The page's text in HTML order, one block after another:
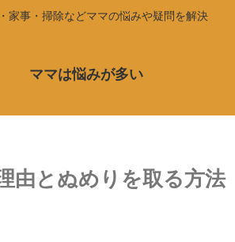
家事・掃除などママの悩みや疑問を解決
ママは悩みが多い
由とぬめりを取る方法